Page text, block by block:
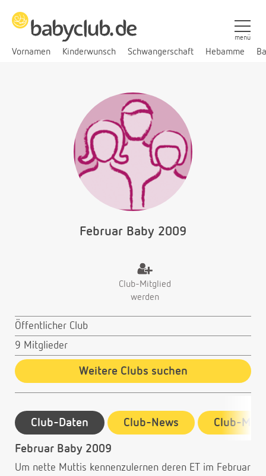
Vornamen Kinderwunsch Schwangerschaft Hebamme
menü
Februar Baby 2009
Club-Mitglied
werden
Öffentlicher Club
9 Mitglieder
Weitere Clubs suchen
Club-Daten Club-News Club-
Februar Baby 2009
Um nette Muttis kennenzulernen deren ET im Februar